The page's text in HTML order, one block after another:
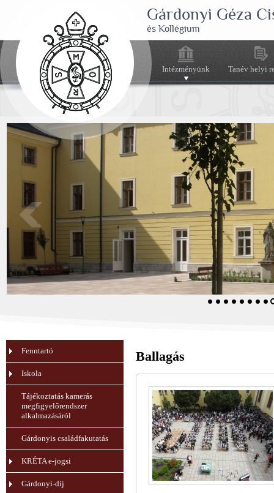
Gárdonyi Géza
és Kollégium
Intézményünk Tanév helyi
Fenntartó
Iskola
Tájékoztatás kamerás
megfigyelőrendszer
alkalmazásáról
Gárdonyis családfakutatás
KRÉTA e-jogsi
Gárdonyi-díj
Ballagás